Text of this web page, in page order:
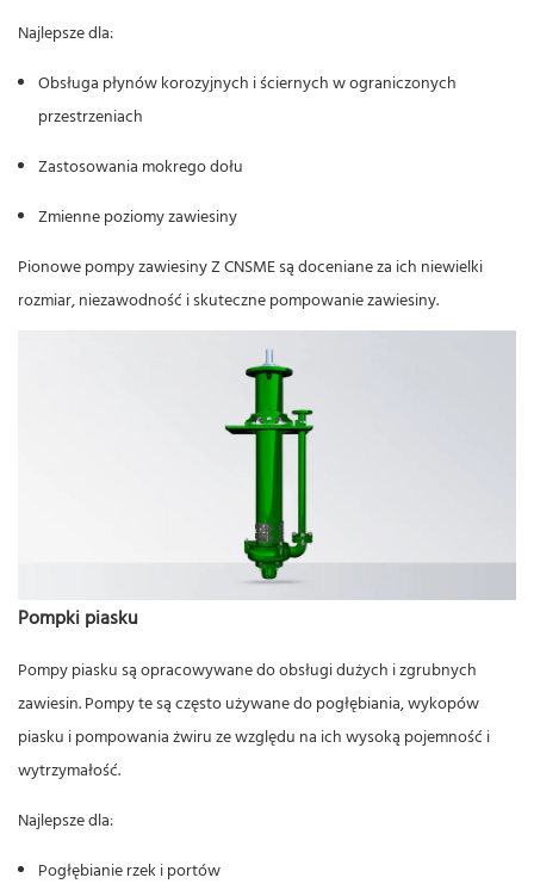
Najlepsze dla:
Obsługa płynów korozyjnych i ściernych w ograniczonych
przestrzeniach
Zastosowania mokrego dołu
Zmienne poziomy zawiesiny
Pionowe pompy zawiesinyZ CNSME są doceniane za ich niewielki
rozmiar, niezawodność i skuteczne pompowanie zawiesiny.
Pompki piasku
Pompy piasku są opracowywane do obsługi dużych i zgrubnych
zawiesin. Pompy te są często używane do pogłębiania, wykopów
piasku i pompowania żwiru ze względu na ich wysoką pojemność i
wytrzymałość.
Najlepsze dla:
Pogłębianie rzek i portów